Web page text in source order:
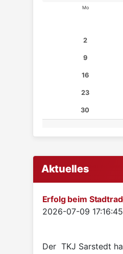
Mo
2
9
16
23
30
Aktuelles
Erfolg beim
Details
2026-07-09 17:16:45
Der TKJ Sarstedt